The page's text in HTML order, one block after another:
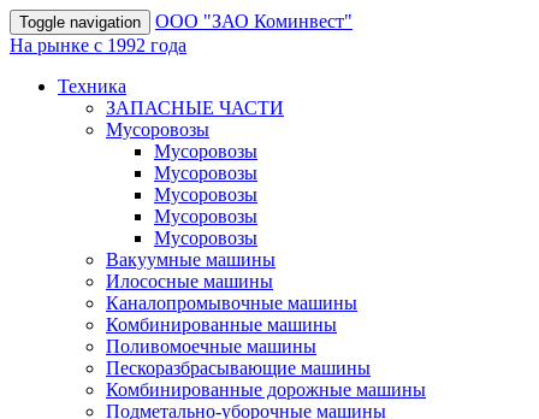
Toggle navigation
OOO "ЗАО Коминвест"
На рынке с 1992 года
Техника
ЗАПАСНЫЕ ЧАСТИ
Мусоровозы
Мусоровозы
Мусоровозы
Мусоровозы
Мусоровозы
Мусоровозы
Вакуумные машины
Илососные машины
Каналопромывочные машины
Комбинированные машины
Поливомоечные машины
Пескоразбрасывающие машины
Комбинированные дорожные машины
Подметально-уборочные машины